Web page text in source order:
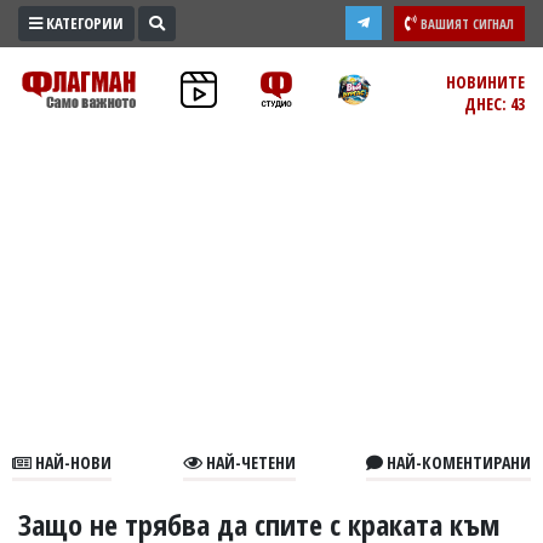
ПРОМО
ЗОНА
В
КАТЕГОРИИ ВАШИЯТ СИГНАЛ
НОВИНИТЕ
ДНЕС: 43
НАЙ-НОВИ НАЙ-ЧЕТЕНИ НАЙ-КОМЕНТИРАНИ
Защо не трябва да спите с краката към